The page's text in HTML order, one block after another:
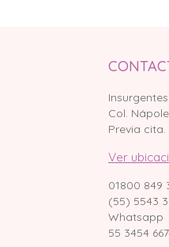
Col.
Previa cita.
Ver
01800 849
(55) 5543
Whatsapp
55 3454